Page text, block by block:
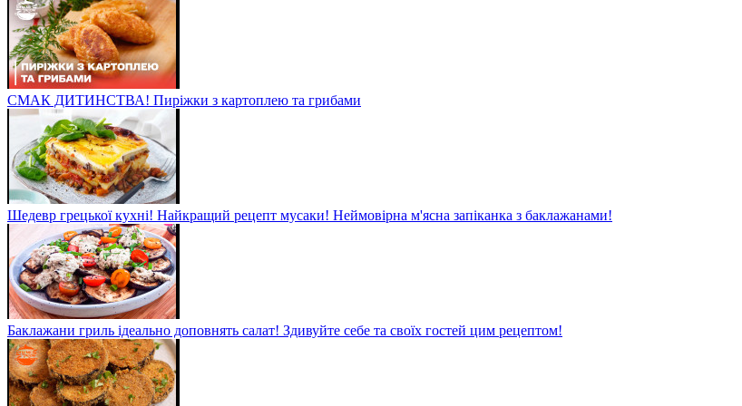
СМАК ДИТИНСТВА! Пиріжки з картоплею та грибами
Шедевр грецької кухні! Найкращий рецепт мусаки! Неймовірна м'ясна запіканка з баклажанами!
Баклажани гриль ідеально доповнять салат! Здивуйте себе та своїх гостей цим рецептом!